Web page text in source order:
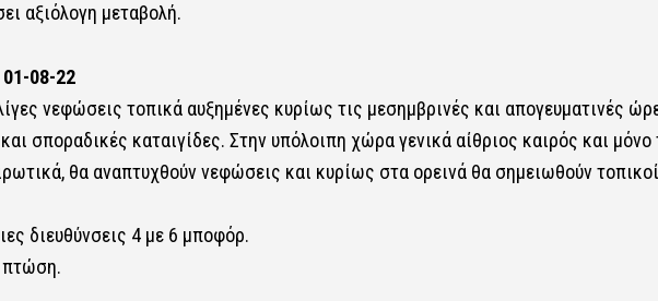
αξιόλογη μεταβολή.
08-22
νεφώσεις τοπικά αυξημένες κυρίως τις μεσημβρινές και απογευματινές
σποραδικές καταιγίδες. Στην υπόλοιπη χώρα γενικά αίθριος καιρός και μόνο
θα αναπτυχθούν νεφώσεις και κυρίως στα ορεινά θα σημειωθούν τοπικοί
διευθύνσεις 4 με 6 μποφόρ.
πτώση.